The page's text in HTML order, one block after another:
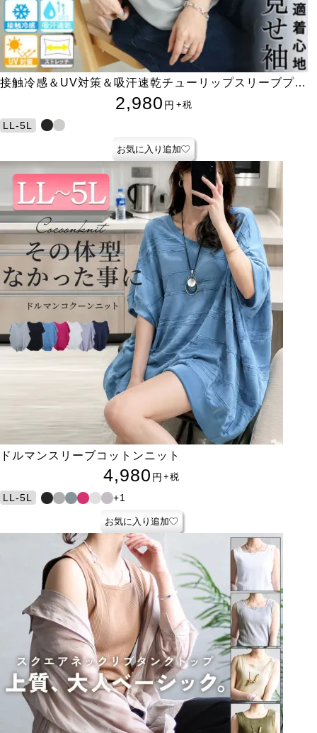
接触冷感＆UV対策＆吸汗速乾チューリップスリーブプル
2,980 円 +税
LL-5L
お気に入り追加
ドルマンスリーブコットンニット
4,980 円 +税
LL-5L +1
お気に入り追加